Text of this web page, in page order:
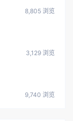
8,805 浏览
3,129 浏览
9,740 浏览